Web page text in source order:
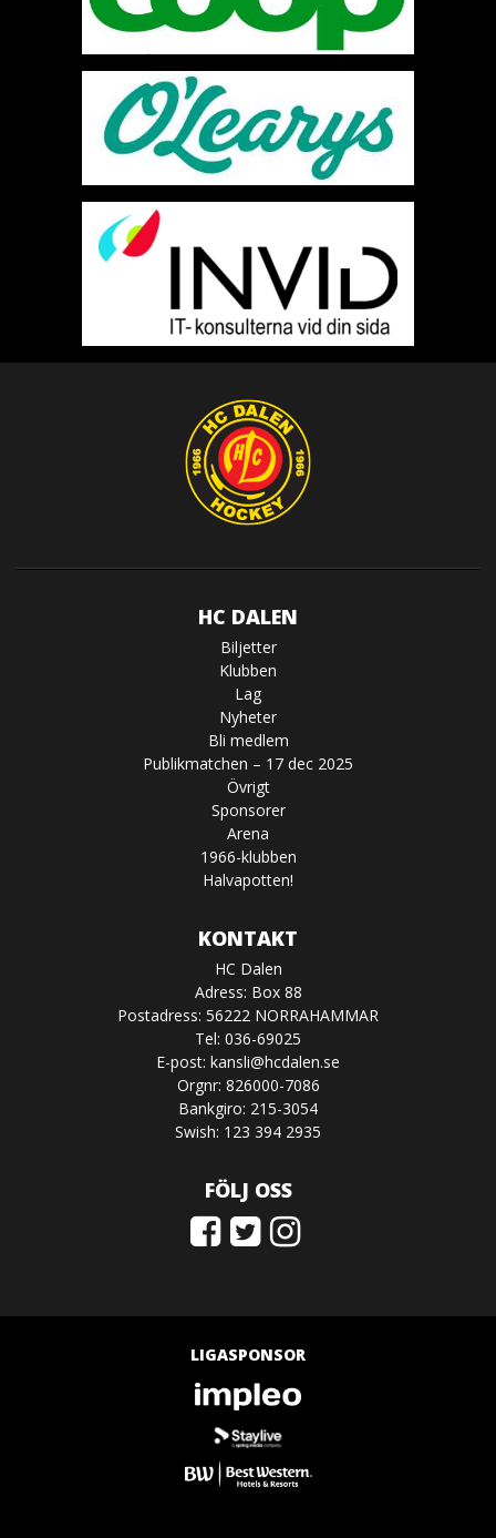
HC DALEN
Biljetter
Klubben
Lag
Nyheter
Bli medlem
Publikmatchen – 17 dec 2025
Övrigt
Sponsorer
Arena
1966-klubben
Halvapotten!
KONTAKT
HC Dalen
Adress: Box 88
Postadress: 56222 NORRAHAMMAR
Tel: 036-69025
E-post: kansli@hcdalen.se
Orgnr: 826000-7086
Bankgiro: 215-3054
Swish: 123 394 2935
FÖLJ OSS
LIGASPONSOR